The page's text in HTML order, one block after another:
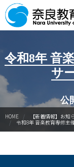
本学
在学
卒業生
自治
令和8年 音
サ
公
HOME
【新着情報】お知
令和8年 音楽教育専修主